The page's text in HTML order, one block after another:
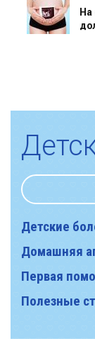
На
Детские
Домашняя
Первая
Полезные